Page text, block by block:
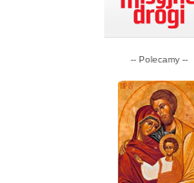
-- Polecamy --